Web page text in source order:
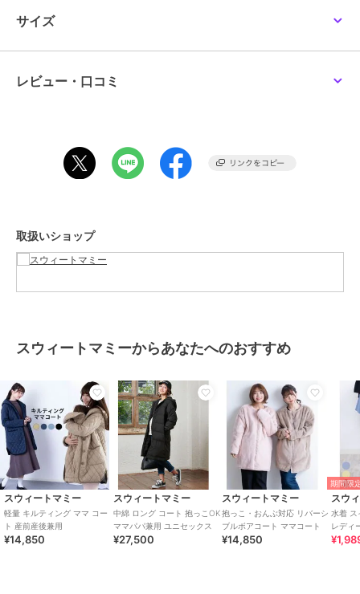
■デザイン
ママコートに見えない着痩せシルエット
・ダッカー
◯かぶせ付き後ろファスナーがデザイン映え（YKKファスナー使用）
****************
入卒園や結婚式・七五三に華を添えるフォーマルでママのキレイを応
美胸をつくるノンワイヤーブラ、骨盤メイクショーツなどの下着、ル
ームウェアも。
ベビー・キッズの肌着や防寒着といったデイリーアイテム、袴やセッ
トアップなどのハレの日に役立つアイテムも。
おしゃれを楽しむ気持ち。育児を楽しむ気持ち。
すべてのママ、ベビー、ご家族をサポートするマタニティ服・授乳服
の専門店として、
妥協しない革新的な【ものづくり】のブランドとして皆様におしゃれ
をお届けします。
サイズ
レビュー・口コミ
取扱いショップ
スウィートマミーからあなたへのおすすめ
スウィートマミー
軽量 キルティング ママ コー
ト 産前産後兼用
¥14,850
スウィートマミー
中綿 ロング コート 抱っこOK
ママパパ兼用 ユニセックス
¥27,500
スウィートマミー
抱っこ・おんぶ対応 リバーシ
ブルボアコート ママコート
¥14,850
期間限
スウ
水着 ス
レディ